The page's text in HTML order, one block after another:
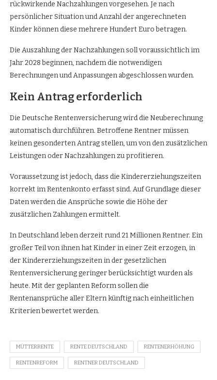
rückwirkende Nachzahlungen vorgesehen. Je nach
persönlicher Situation und Anzahl der angerechneten
Kinder können diese mehrere Hundert Euro betragen.
Die Auszahlung der Nachzahlungen soll voraussichtlich im
Jahr 2028 beginnen, nachdem die notwendigen
Berechnungen und Anpassungen abgeschlossen wurden.
Kein Antrag erforderlich
Die Deutsche Rentenversicherung wird die Neuberechnung
automatisch durchführen. Betroffene Rentner müssen
keinen gesonderten Antrag stellen, um von den zusätzlichen
Leistungen oder Nachzahlungen zu profitieren.
Voraussetzung ist jedoch, dass die Kindererziehungszeiten
korrekt im Rentenkonto erfasst sind. Auf Grundlage dieser
Daten werden die Ansprüche sowie die Höhe der
zusätzlichen Zahlungen ermittelt.
In Deutschland leben derzeit rund 21 Millionen Rentner. Ein
großer Teil von ihnen hat Kinder in einer Zeit erzogen, in
der Kindererziehungszeiten in der gesetzlichen
Rentenversicherung geringer berücksichtigt wurden als
heute. Mit der geplanten Reform sollen die
Rentenansprüche aller Eltern künftig nach einheitlichen
Kriterien bewertet werden.
MÜTTERRENTE RENTE DEUTSCHLAND RENTENERHÖHUNG
RENTENREFORM RENTNER DEUTSCHLAND